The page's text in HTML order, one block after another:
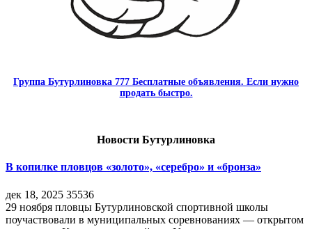
Группа Бутурлиновка 777 Бесплатные объявления. Если нужно
продать быстро.
Новости Бутурлиновка
В копилке пловцов «золото», «серебро» и «бронза»
дек 18, 2025 35536
29 ноября пловцы Бутурлиновской спортивной школы
поучаствовали в муниципальных соревнованиях — открытом